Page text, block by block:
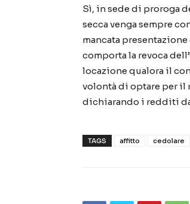
Sì, in sede di proroga
secca venga sempre
mancata
comporta la revoca
locazione qualora il
volontà di optare per il
dichiarando i redditi
TAGS affitto cedolare